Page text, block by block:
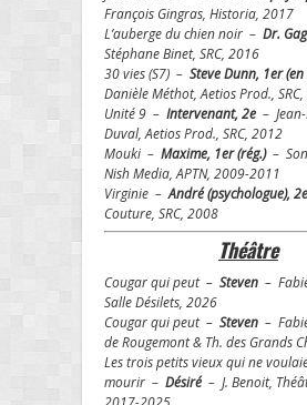
François Gingras, Historia, 2017
L’auberge du chien noir – Dr.
Stéphane Binet, SRC, 2016
30 vies (S7) – Steve Dunn, 1er
Danièle Méthot, Aetios Prod.,
Unité 9 – Intervenant, 2e –
Duval, Aetios Prod., SRC, 2012
Mouki – Maxime, 1er (rég.)–
Nish Media, APTN, 2009-2011
Virginie –André (psychologue), 2e
Couture, SRC, 2008
Théâtre
Cougar qui peut – Steven –
Salle Désilets, 2026
Cougar qui peut – Steven –
de Rougemont & Th. des Grands
Les trois petits vieux qui ne
mourir – Désiré – J. Benoit,